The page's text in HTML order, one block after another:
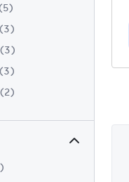
5
3
3
3
2